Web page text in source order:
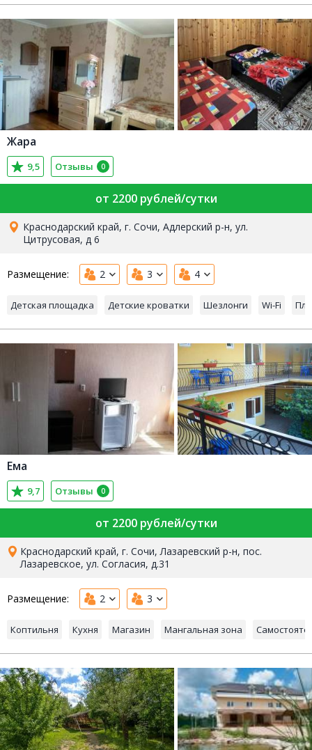
Жара
9,5 Отзывы 0
от 2200 рублей/сутки
Краснодарский край, г. Сочи, Адлерский р-н, ул.
Цитрусовая, д 6
Размещение: 2 3 4
Детская площадка Детские кроватки Шезлонги Wi-Fi
Ема
9,7 Отзывы 0
от 2200 рублей/сутки
Краснодарский край, г. Сочи, Лазаревский р-н, пос.
Лазаревское, ул. Согласия, д.31
Размещение: 2 3
Коптильня Кухня Магазин Мангальная зона